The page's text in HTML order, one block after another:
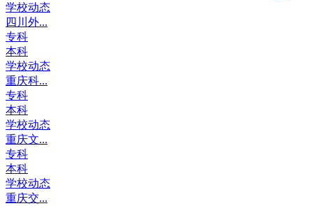
学校动态
四川外...
专科
本科
学校动态
重庆科...
专科
本科
学校动态
重庆文...
专科
本科
学校动态
重庆交...